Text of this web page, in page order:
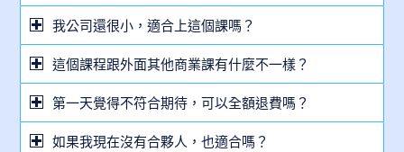
我公司還很小，適合上這個課嗎？
這個課程跟外面其他商業課有什麼不一樣？
第一天覺得不符合期待，可以全額退費嗎？
如果我現在沒有合夥人，也適合嗎？